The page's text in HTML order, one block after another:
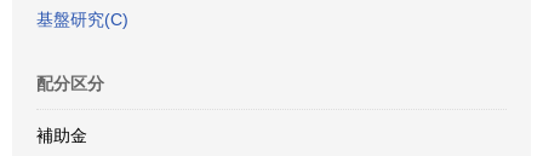
基盤研究(C)
配分区分
補助金